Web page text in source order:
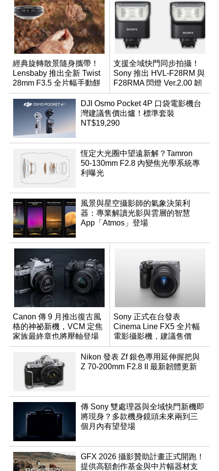
經典旋轉散景隨身攜帶！
Lensbaby 推出全新 Twist
28mm F3.5 全片幅手動餅
乾鏡
支援全域快門同步拍攝！
Sony 推出 HVL-F28RM 與
F28RMA 閃燈 Ver.2.00 韌
體
DJI Osmo Pocket 4P 口袋電影機台
灣建議售價出爐！標準套裝
NT$19,290
恆定大光圈中望遠新解？Tamron
50-130mm F2.8 內變焦光學系統專
利曝光
風景與星空攝影師的氣象決策利
器：專業解讀光影與雲層的智慧
App「Atmos」登場
Canon 傳 9 月推出復古風
格的神祕新機，VCM 定焦
家族最終章也將壓軸登場
Sony 正式在台發表
Cinema Line FX5 全片幅
電影攝影機，建議售價
NT$144,980
Nikon 發表 Zf 銀色專用延伸握把與
Z 70-200mm F2.8 II 最新韌體更新
傳 Sony 雙處理器與全域快門新機即
將現身？多款機身鏡頭未來兩到三
個月內有望登場
GFX 2026 攝影贊助計畫正式開跑！
提供高額創作基金與中片幅器材支